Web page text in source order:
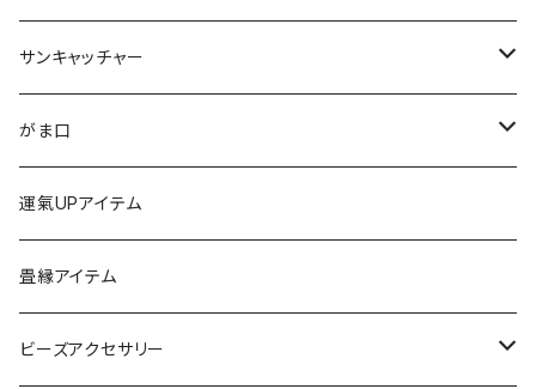
サンキャッチャー
ストラップ
チャーム
バッグチャーム
カーアクセサリー
がま口
ちびがま
カードケース
コインケース
運氣UPアイテム
畳縁アイテム
ビーズアクセサリー